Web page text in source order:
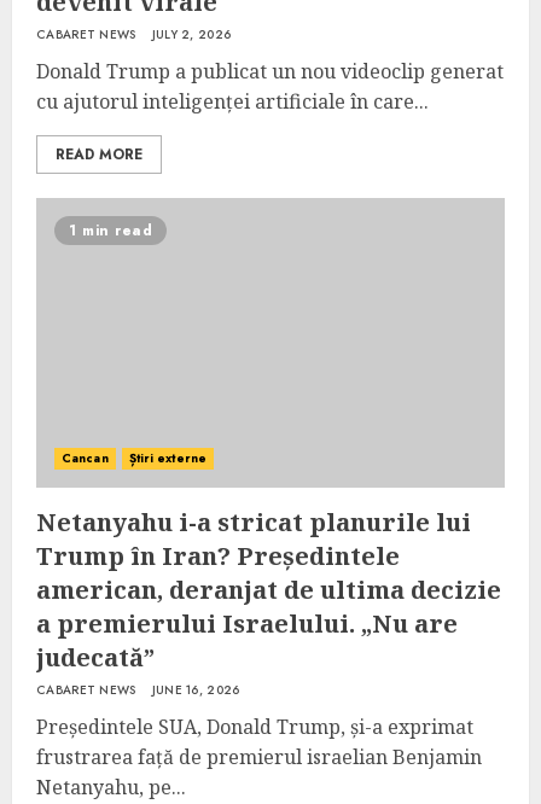
CABARET NEWS JULY 2, 2026
Donald Trump a publicat un nou videoclip generat
cu ajutorul inteligenței artificiale în care...
READ MORE
1 min read
Cancan Știri externe
Netanyahu i-a stricat planurile lui
Trump în Iran? Președintele
american, deranjat de ultima decizie
a premierului Israelului. „Nu are
judecată”
CABARET NEWS JUNE 16, 2026
Președintele SUA, Donald Trump, și-a exprimat
frustrarea față de premierul israelian Benjamin
Netanyahu, pe...